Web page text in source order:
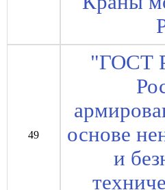
49
"ГОСТ
основе
и